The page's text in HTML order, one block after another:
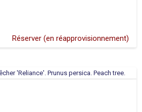
Réserver (en réapprovisionnement)